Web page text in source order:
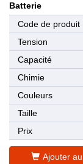
Batterie
Code de produit
Tension
Capacité
Chimie
Couleurs
Taille
Prix
Ajouter